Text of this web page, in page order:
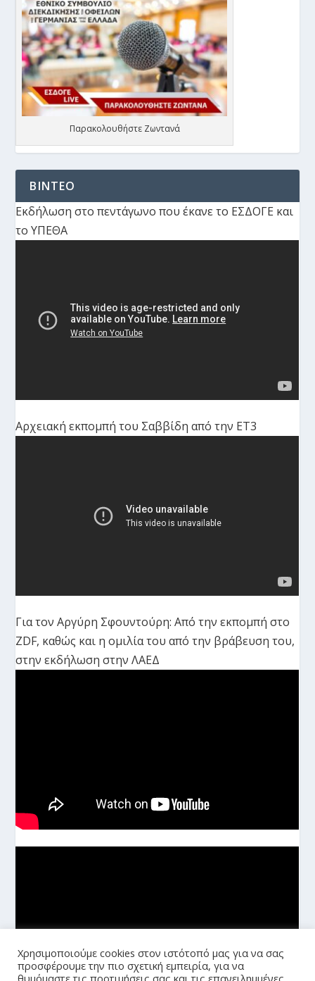
Παρακολουθήστε Ζωντανά
ΒΙΝΤΕΟ
Εκδήλωση στο πεντάγωνο που έκανε το ΕΣΔΟΓΕ και
το ΥΠΕΘΑ
Αρχειακή εκπομπή του Σαββίδη από την ΕΤ3
Για τον Αργύρη Σφουντούρη: Από την εκπομπή στο
ZDF, καθώς και η ομιλία του από την βράβευση του,
στην εκδήλωση στην ΛΑΕΔ
Χρησιμοποιούμε cookies στον ιστότοπό μας για να σας
προσφέρουμε την πιο σχετική εμπειρία, για να
θυμόμαστε τις προτιμήσεις σας και τις επανειλημμένες